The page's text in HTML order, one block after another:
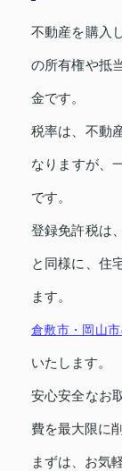
不動産を購入
の所有権や抵
金です。
税率は、不動
なりますが、
です。
登録免許税は
と同様に、住
ます。
倉敷市・岡山
いたします。
安心安全なお
費を最大限に
まずは、お気